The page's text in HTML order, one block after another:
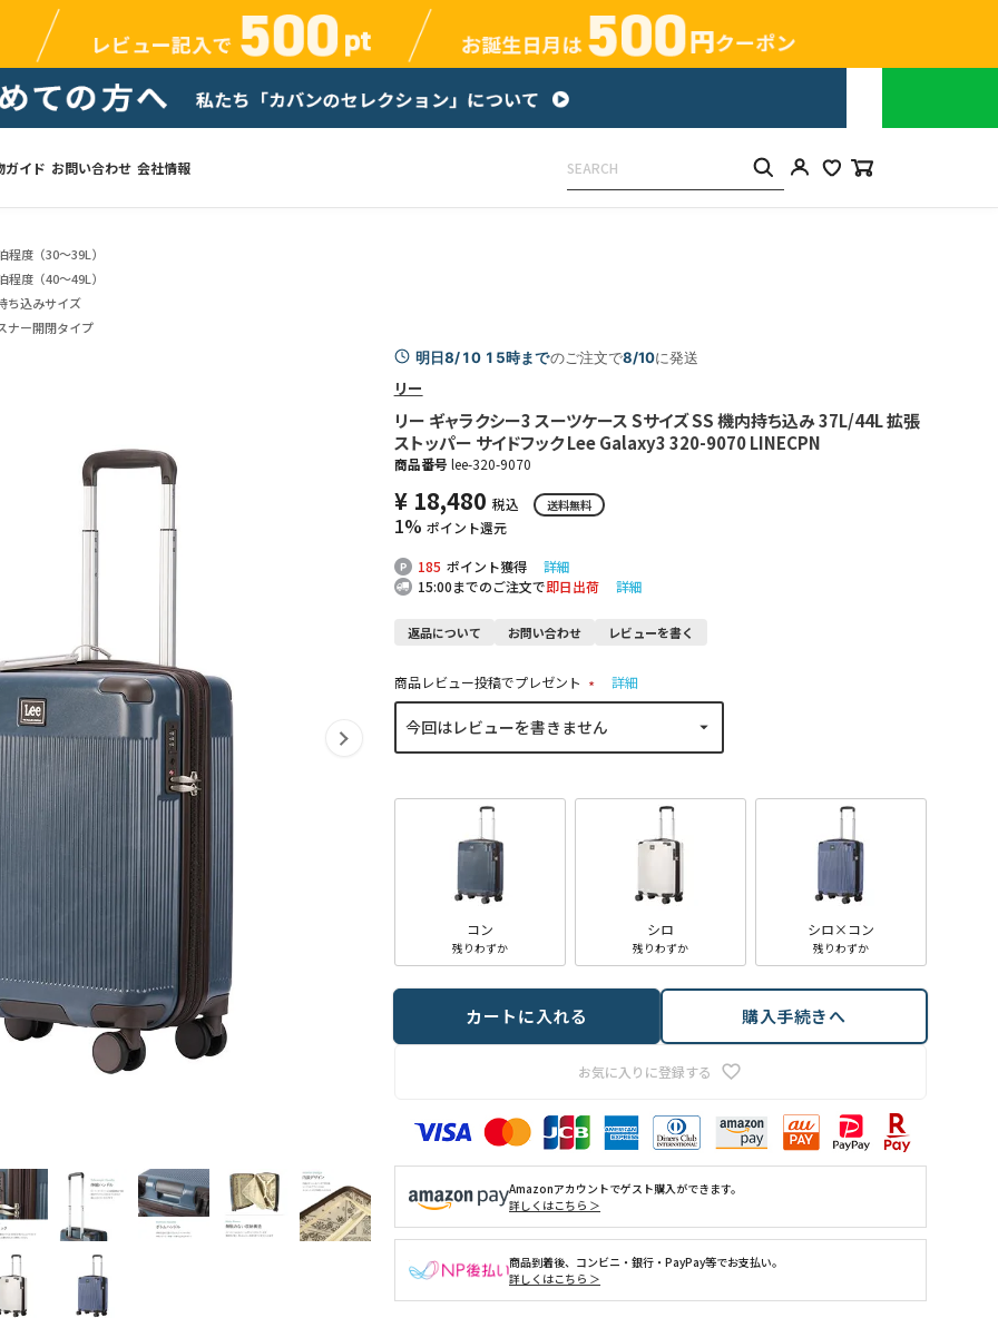
ガイド お問い合わせ 会社情報
程度（30～39L）
程度（40～49L）
ち込みサイズ
ナー開閉タイプ
明日8/10 15時までのご注文で8/10に発送
リー
リー ギャラクシー3 スーツケース Sサイズ SS 機内持ち込み 37L/44L 拡張
ストッパー サイドフック Lee Galaxy3 320-9070 LINECPN
商品番号 lee-320-9070
¥ 18,480 税込 送料無料
1% ポイント還元
185 ポイント獲得
詳細
15:00までのご注文で即日出荷 詳細
返品について お問い合わせ レビューを書く
商品レビュー投稿でプレゼント
(
必
)
詳細
コン
残りわずか
シロ
残りわずか
シロ×コン
残りわずか
お気に入りに登録する
カートに入れる 購入手続きへ
Amazonアカウントでゲスト購入ができます。
詳しくはこちら ＞
商品到着後、コンビニ・銀行・PayPay等でお支払い。
詳しくはこちら ＞